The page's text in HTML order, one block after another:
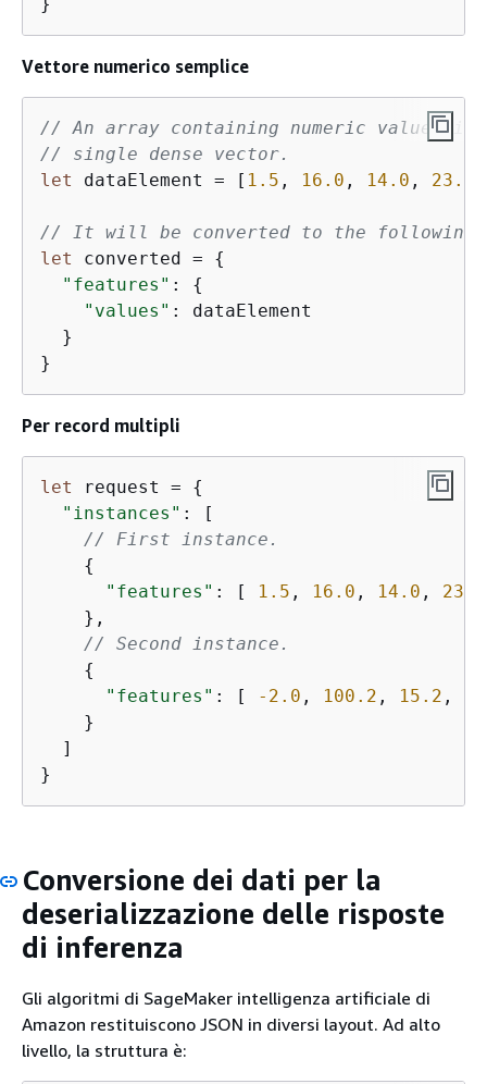
Vettore numerico semplice
// An array containing numeric values
// single dense vector.
let
dataElement = [ 1.5 , 16.0 , 14.0 , 23.0
// It will be converted to the following
let
converted = {
"features" : {
"values" : dataElement
  }
}
Per record multipli
let request = {
"instances" : [
// First instance.
{
"features" : [ 1.5 , 16.0 , 14.0 , 23.0
    },
// Second instance.
{
"features" : [ -2.0 , 100.2 , 15.2 ,
    }
  ]
}
Conversione dei dati per la
deserializzazione delle risposte
di inferenza
Gli algoritmi di SageMaker intelligenza artificiale di
Amazon restituiscono JSON in diversi layout. Ad alto
livello, la struttura è: